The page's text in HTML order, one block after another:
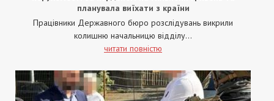
планувала виїхати з країни
Працівники Державного бюро розслідувань викрили
колишню начальницю відділу...
читати повністю